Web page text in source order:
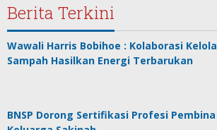
Berita Terkini
Wawali Harris Bobihoe : Kolaborasi Kelola
Sampah Hasilkan Energi Terbarukan
BNSP Dorong Sertifikasi Profesi Pembina